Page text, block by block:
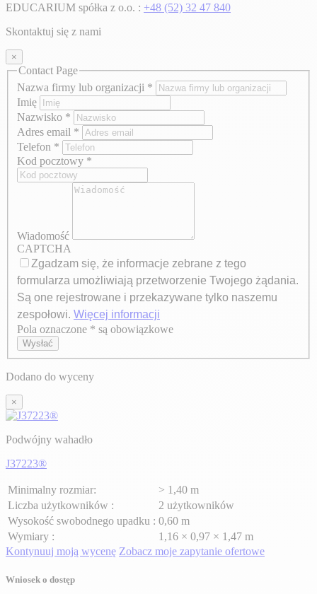
EDUCARIUM spółka z o.o. : +48 (52) 32 47 840
Skontaktuj się z nami
×
Contact Page
Nazwa firmy lub organizacji *
Imię
Nazwisko *
Adres email *
Telefon *
Kod pocztowy *
Wiadomość
CAPTCHA
Zgadzam się, że informacje zebrane z tego
formularza umożliwiają przetworzenie Twojego żądania.
Są one rejestrowane i przekazywane tylko naszemu
zespołowi. Więcej informacji
Axeptio consent
Pola oznaczone * są obowiązkowe
Wysłać
Dodano do wyceny
×
Podwójny wahadło
J37223®
Minimalny rozmiar:
> 1,40 m
Liczba użytkowników :
2 użytkowników
Wysokość swobodnego upadku : 0,60 m
Wymiary :
1,16 × 0,97 × 1,47 m
Kontynuuj moją wycenę Zobacz moje zapytanie ofertowe
Wniosek o dostęp